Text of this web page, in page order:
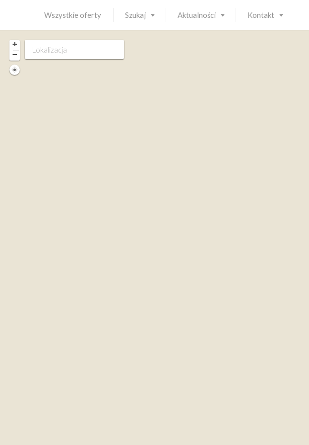
Wszystkie oferty Szukaj Aktualności Kontakt
+
−